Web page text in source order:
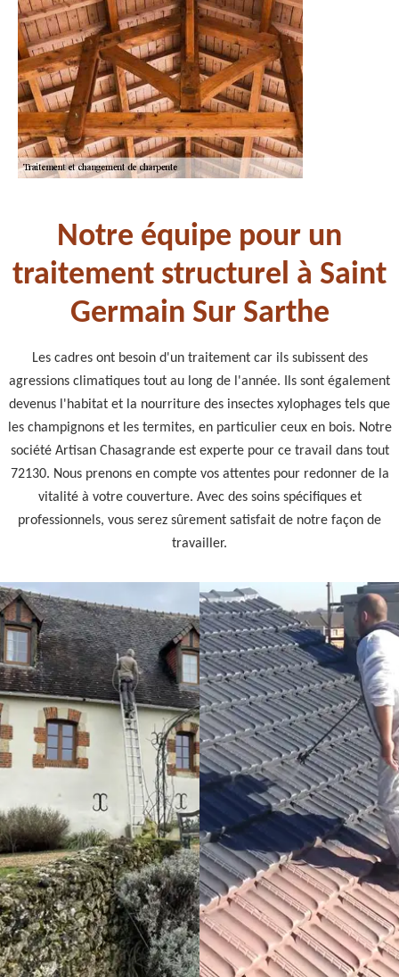
Notre équipe pour un
traitement structurel à Saint
Germain Sur Sarthe
Les cadres ont besoin d'un traitement car ils subissent des
agressions climatiques tout au long de l'année. Ils sont également
devenus l'habitat et la nourriture des insectes xylophages tels que
les champignons et les termites, en particulier ceux en bois. Notre
société Artisan Chasagrande est experte pour ce travail dans tout
72130. Nous prenons en compte vos attentes pour redonner de la
vitalité à votre couverture. Avec des soins spécifiques et
professionnels, vous serez sûrement satisfait de notre façon de
travailler.